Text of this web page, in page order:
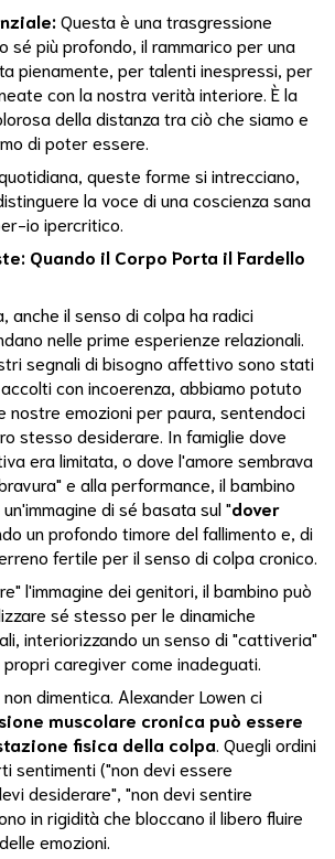
Questa è una trasgressione
sé più profondo, il rammarico per una
pienamente, per talenti inespressi, per
con la nostra verità interiore. È la
della distanza tra ciò che siamo e
di poter essere.
queste forme si intrecciano,
la voce di una coscienza sana
io ipercritico.
Quando il Corpo Porta il Fardello
anche il senso di colpa ha radici
nelle prime esperienze relazionali.
segnali di bisogno affettivo sono stati
con incoerenza, abbiamo potuto
nostre emozioni per paura, sentendoci
stesso desiderare. In famiglie dove
era limitata, o dove l'amore sembrava
e alla performance, il bambino
di sé basata sul "dover
un profondo timore del fallimento e, di
fertile per il senso di colpa cronico.
l'immagine dei genitori, il bambino può
sé stesso per le dinamiche
interiorizzando un senso di "cattiveria"
caregiver come inadeguati.
dimentica. Alexander Lowen ci
muscolare cronica può essere
fisica della colpa . Quegli ordini
sentimenti ("non devi essere
desiderare", "non devi sentire
in rigidità che bloccano il libero fluire
emozioni.